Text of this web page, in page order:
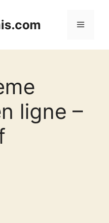
Menu
ligne –